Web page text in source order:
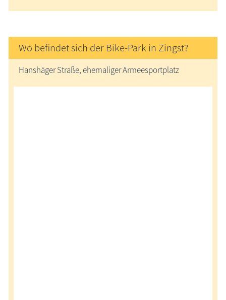
Wo befindet sich der Bike-Park in Zingst?
Hanshäger Straße, ehemaliger Armeesportplatz